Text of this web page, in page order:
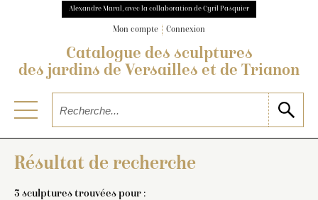
Alexandre Maral, avec la collaboration de Cyril Pasquier
Mon compte Connexion
Catalogue des sculptures
des jardins de Versailles et de Trianon
Résultat de recherche
3 sculptures trouvées pour :